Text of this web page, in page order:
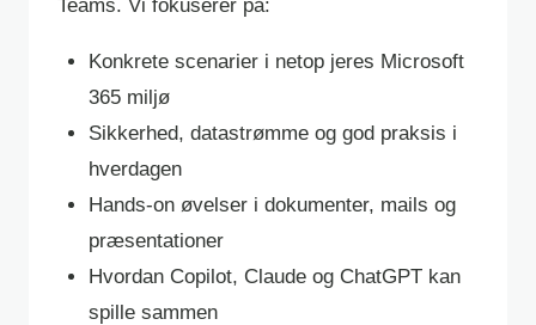
Teams. Vi fokuserer på:
Konkrete scenarier i netop jeres Microsoft
365 miljø
Sikkerhed, datastrømme og god praksis i
hverdagen
Hands-on øvelser i dokumenter, mails og
præsentationer
Hvordan Copilot, Claude og ChatGPT kan
spille sammen